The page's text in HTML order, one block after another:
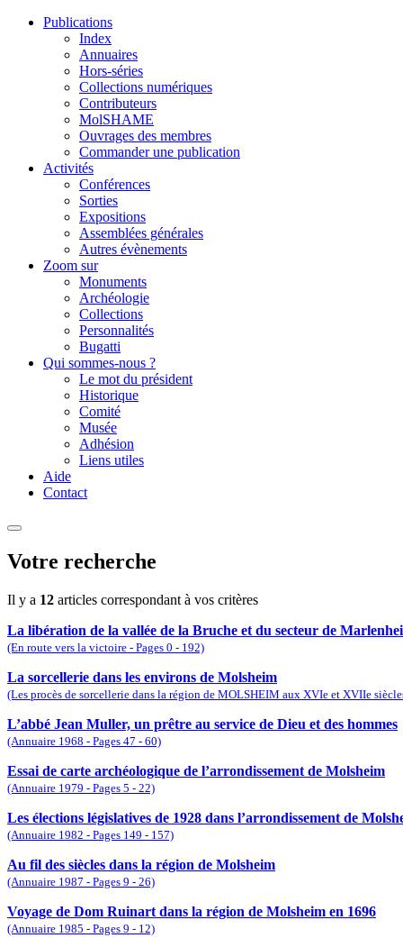
Publications
Index
Annuaires
Hors-séries
Collections numériques
Contributeurs
MolSHAME
Ouvrages des membres
Commander une publication
Activités
Conférences
Sorties
Expositions
Assemblées générales
Autres évènements
Zoom sur
Monuments
Archéologie
Collections
Personnalités
Bugatti
Qui sommes-nous ?
Le mot du président
Historique
Comité
Musée
Adhésion
Liens utiles
Aide
Contact
Votre recherche
Il y a 12 articles correspondant à vos critères
La libération de la vallée de la Bruche et du secteur de
(En route vers la victoire - Pages 0 - 192)
La sorcellerie dans les environs de Molsheim
(Les procès de sorcellerie dans la région de MOLSHEIM aux XVIe et XVIIe
L’abbé Jean Muller, un prêtre au service de Dieu et des hommes
(Annuaire 1968 - Pages 47 - 60)
Essai de carte archéologique de l’arrondissement de Molsheim
(Annuaire 1979 - Pages 5 - 22)
Les élections législatives de 1928 dans l’arrondissement de
(Annuaire 1982 - Pages 149 - 157)
Au fil des siècles dans la région de Molsheim
(Annuaire 1987 - Pages 9 - 26)
Voyage de Dom Ruinart dans la région de Molsheim en 1696
(Annuaire 1985 - Pages 9 - 12)